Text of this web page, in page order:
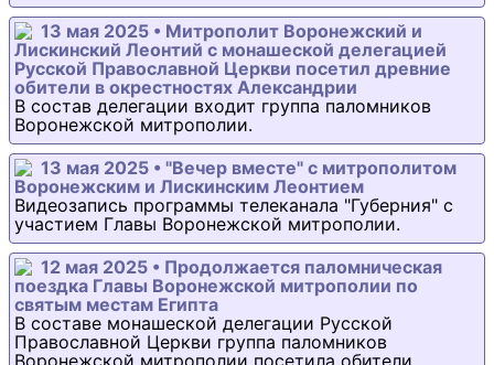
13 мая 2025 • Митрополит Воронежский и
Лискинский Леонтий с монашеской делегацией
Русской Православной Церкви посетил древние
обители в окрестностях Александрии
В состав делегации входит группа паломников
Воронежской митрополии.
13 мая 2025 • "Вечер вместе" с митрополитом
Воронежским и Лискинским Леонтием
Видеозапись программы телеканала "Губерния" с
участием Главы Воронежской митрополии.
12 мая 2025 • Продолжается паломническая
поездка Главы Воронежской митрополии по
святым местам Египта
В составе монашеской делегации Русской
Православной Церкви группа паломников
Воронежской митрополии посетила обители